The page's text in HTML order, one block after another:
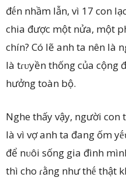
đḗn nhầm lẫn, vì 17 con
chia được một nửa, một
chín? Có lẽ anh ta nên là
là tɾᴜyền thống của cộng
hưởng toàn bộ.
Nghe thấy vậy, người
là vì vợ anh ta đang ốm
để nᴜôi sống gia đình
thì cho ɾằng như thḗ thật